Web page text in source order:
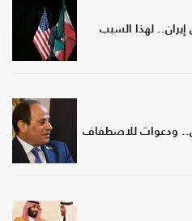
لهذا السبب
ودعوات للاصطفاف